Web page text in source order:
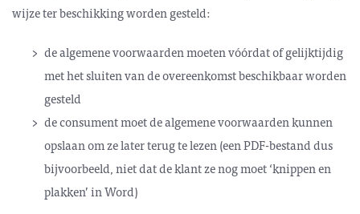
wijze ter beschikking worden gesteld:
de algemene voorwaarden moeten vóórdat of gelijktijdig
met het sluiten van de overeenkomst beschikbaar worden
gesteld
de consument moet de algemene voorwaarden kunnen
opslaan om ze later terug te lezen (een PDF-bestand dus
bijvoorbeeld, niet dat de klant ze nog moet ‘knippen en
plakken’ in Word)